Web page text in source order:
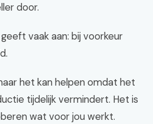
door.
vaak aan: bij voorkeur
het kan helpen omdat het
tijdelijk vermindert. Het is
wat voor jou werkt.